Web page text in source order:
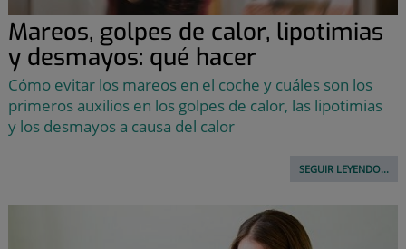
Mareos, golpes de calor, lipotimias
y desmayos: qué hacer
Cómo evitar los mareos en el coche y cuáles son los
primeros auxilios en los golpes de calor, las lipotimias
y los desmayos a causa del calor
SEGUIR LEYENDO...